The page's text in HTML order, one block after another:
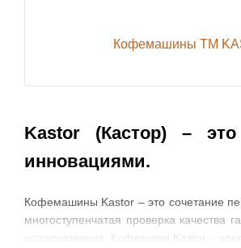
Kastor (Кастор) –
инновациями.
Кофемашины Kastor – это сочетание
многоступенчатая проверка
использования. Кофеварки Kastor –
Кофемашины TM